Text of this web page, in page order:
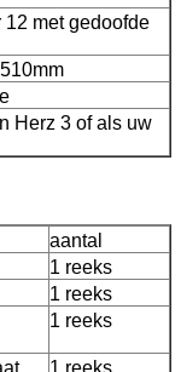
12 met gedoofde
Herz 3 of als uw
aantal
1 reeks
1 reeks
1 reeks
1 reeks